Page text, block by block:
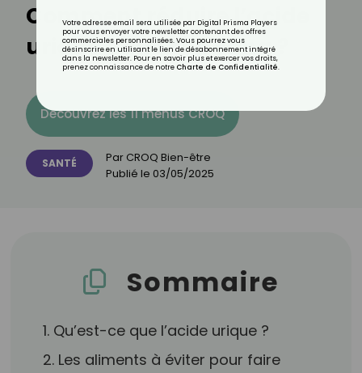
Comment réduire l’acide
urique dans son sang ?
Découvrez les 11 menus CROQ
SANTÉ Par CROQ Bien-être
Publié le 03/05/2025
Sommaire
1. Qu’est-ce que l’acide urique ?
2. Les aliments à éviter pour faire
Votre adresse email sera utilisée par Digital Prisma Players
pour vous envoyer votre newsletter contenant des offres
commerciales personnalisées. Vous pourrez vous
désinscrire en utilisant le lien de désabonnement intégré
dans la newsletter. Pour en savoir plus et exercer vos droits,
prenez connaissance de notre Charte de Confidentialité.